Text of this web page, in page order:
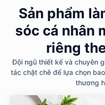
Sản phẩm
sóc cá nhân
riêng
Đội ngũ thiết kế và chuyên
tác chặt chẽ để lựa chọn
thương